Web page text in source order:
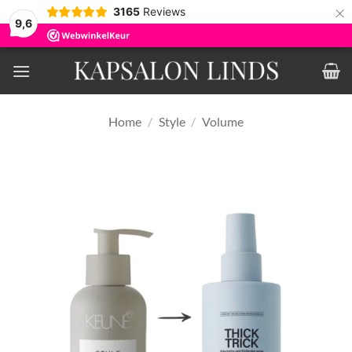
9,6
3165 Reviews ×
naar
inhoud
Home / Style / Volume